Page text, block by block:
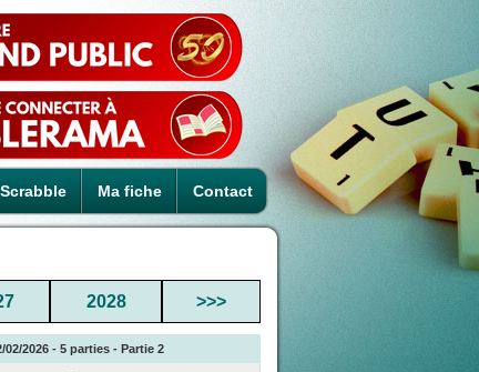
Ma fiche Contact
2028 >>>
2026 - 5 parties - Partie 2